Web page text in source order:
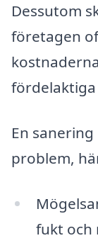
Dessutom
företagen
En
problem,
fukt och